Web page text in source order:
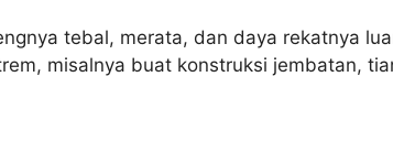
tebal, merata, dan daya rekatnya
misalnya buat konstruksi jembatan,